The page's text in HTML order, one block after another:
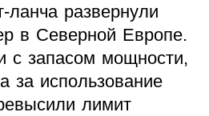
развернули
в Северной Европе.
с запасом мощности,
за использование
лимит